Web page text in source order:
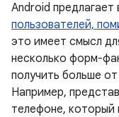
Android предлагает
пользователей,
это имеет смысл
несколько форм-
получить больше
Например,
телефоне, который